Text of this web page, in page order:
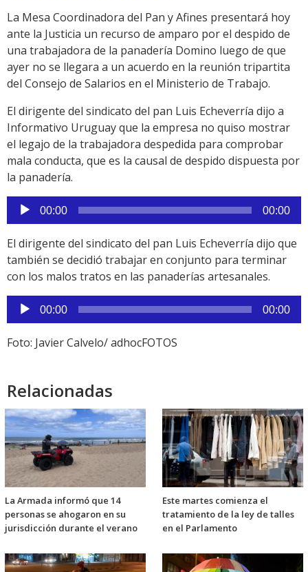
Link
La Mesa Coordinadora del Pan y Afines presentará hoy
ante la Justicia un recurso de amparo por el despido de
una trabajadora de la panadería Domino luego de que
ayer no se llegara a un acuerdo en la reunión tripartita
del Consejo de Salarios en el Ministerio de Trabajo.
El dirigente del sindicato del pan Luis Echeverría dijo a
Informativo Uruguay que la empresa no quiso mostrar
el legajo de la trabajadora despedida para comprobar
mala conducta, que es la causal de despido dispuesta por
la panadería.
Reproductor
de
audio
00:00 00:00
El dirigente del sindicato del pan Luis Echeverría dijo que
también se decidió trabajar en conjunto para terminar
con los malos tratos en las panaderías artesanales.
Reproductor
de
audio
00:00 00:00
Foto: Javier Calvelo/ adhocFOTOS
Relacionadas
La Armada informó que 14
personas se ahogaron en su
jurisdicción durante el verano
Este martes comienza el
tratamiento de la ley de talles
en el Parlamento